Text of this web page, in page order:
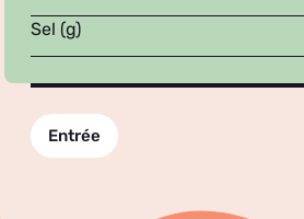
Sel (g)
Entrée